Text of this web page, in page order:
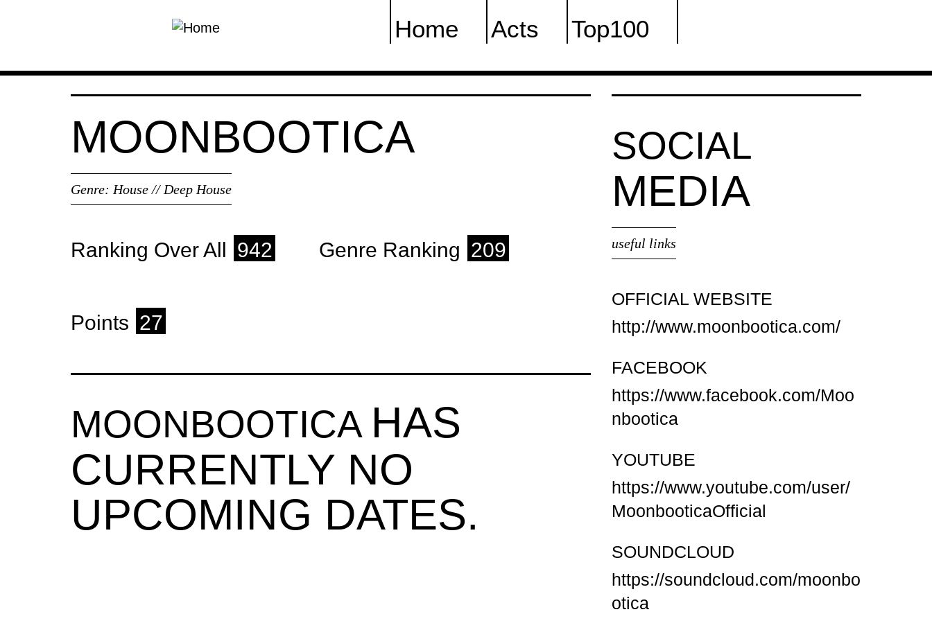
Home Acts Top100
MOONBOOTICA
Genre: House // Deep House
Ranking Over All 942 Genre Ranking 209
Points 27
MOONBOOTICA HAS
CURRENTLY NO
UPCOMING DATES.
SOCIAL
MEDIA
useful links
OFFICIAL WEBSITE
http://www.moonbootica.com/
FACEBOOK
https://www.facebook.com/Moo
nbootica
YOUTUBE
https://www.youtube.com/user/
MoonbooticaOfficial
SOUNDCLOUD
https://soundcloud.com/moonbo
otica